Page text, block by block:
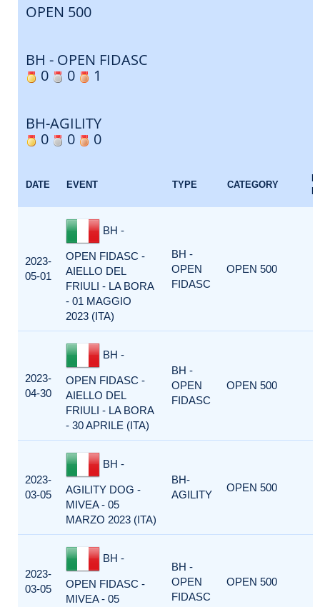
OPEN 500
BH - OPEN FIDASC
0
0 1
BH-AGILITY
0
0 0
DATE EVENT TYPE CATEGORY
2023-
05-01
BH -
OPEN FIDASC -
AIELLO DEL
FRIULI - LA BORA
- 01 MAGGIO
2023 (ITA)
BH -
OPEN
FIDASC
OPEN 500
2023-
04-30
BH -
OPEN FIDASC -
AIELLO DEL
FRIULI - LA BORA
- 30 APRILE (ITA)
BH -
OPEN
FIDASC
OPEN 500
2023-
03-05
BH -
AGILITY DOG -
MIVEA - 05
MARZO 2023 (ITA)
BH-
AGILITY
OPEN 500
2023-
03-05
BH -
OPEN FIDASC -
MIVEA - 05
BH -
OPEN
FIDASC
OPEN 500